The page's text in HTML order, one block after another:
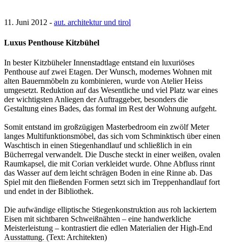
11. Juni 2012 - aut. architektur und tirol
Luxus Penthouse Kitzbühel
In bester Kitzbüheler Innenstadtlage entstand ein luxuriöses
Penthouse auf zwei Etagen. Der Wunsch, modernes Wohnen mit
alten Bauernmöbeln zu kombinieren, wurde von Atelier Heiss
umgesetzt. Reduktion auf das Wesentliche und viel Platz war eines
der wichtigsten Anliegen der Auftraggeber, besonders die
Gestaltung eines Bades, das formal im Rest der Wohnung aufgeht.
Somit entstand im großzügigen Masterbedroom ein zwölf Meter
langes Multifunktionsmöbel, das sich vom Schminktisch über einen
Waschtisch in einen Stiegenhandlauf und schließlich in ein
Bücherregal verwandelt. Die Dusche steckt in einer weißen, ovalen
Raumkapsel, die mit Corian verkleidet wurde. Ohne Abfluss rinnt
das Wasser auf dem leicht schrägen Boden in eine Rinne ab. Das
Spiel mit den fließenden Formen setzt sich im Treppenhandlauf fort
und endet in der Bibliothek.
Die aufwändige elliptische Stiegenkonstruktion aus roh lackiertem
Eisen mit sichtbaren Schweißnähten – eine handwerkliche
Meisterleistung – kontrastiert die edlen Materialien der High-End
Ausstattung. (Text: Architekten)